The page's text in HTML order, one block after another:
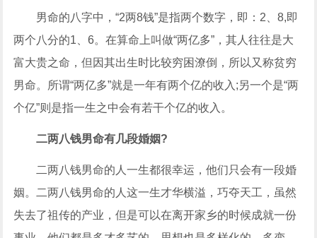
男命的八字中，“2两8钱”是指两个数字，即：2、8,即
两个八分的1、6。在算命上叫做“两亿多”，其人往往是大
富大贵之命，但因其出生时比较穷困潦倒，所以又称贫穷
男命。所谓“两亿多”就是一年有两个亿的收入;另一个是“两
个亿”则是指一生之中会有若干个亿的收入。
二两八钱男命有几段婚姻?
二两八钱男命的人一生都很幸运，他们只会有一段婚
姻。二两八钱男命的人这一生才华横溢，巧夺天工，虽然
失去了祖传的产业，但是可以在离开家乡的时候成就一份